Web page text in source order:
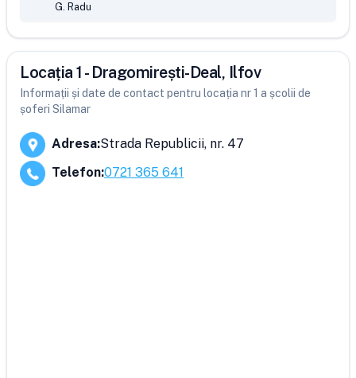
G. Radu
Locația 1 - Dragomirești-Deal, Ilfov
Informații și date de contact pentru locația nr 1 a școlii de
șoferi Silamar
Adresa:Strada Republicii, nr. 47
Telefon:0721 365 641